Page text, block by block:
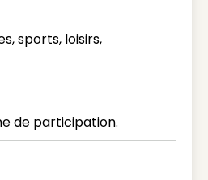
sports, loisirs,
de participation.